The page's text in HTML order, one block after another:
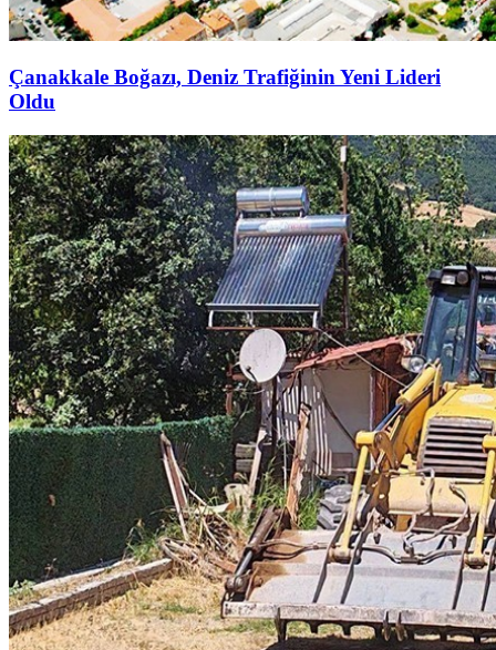
Çanakkale Boğazı, Deniz Trafiğinin Yeni Lideri
Oldu